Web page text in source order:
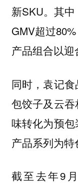
新SKU。其
GMV超过
产品组合以迎
同时，袁记
包饺子及云
味转化为预
产品系列为特
截至去年9